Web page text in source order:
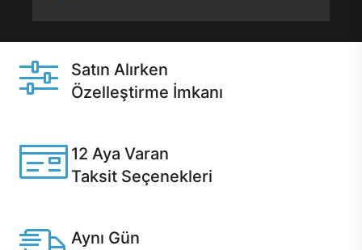
Satın Alırken
Özelleştirme İmkanı
12 Aya Varan
Taksit Seçenekleri
Aynı Gün